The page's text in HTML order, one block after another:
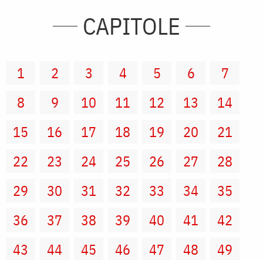
CAPITOLE
1 2 3 4 5 6
7
8
9 10 11 12 13
14
15
16 17 18 19 20
21
22
23 24 25 26 27
28
29
30 31 32 33 34
35
36
37 38 39 40 41
42
43
44 45 46 47 48
49